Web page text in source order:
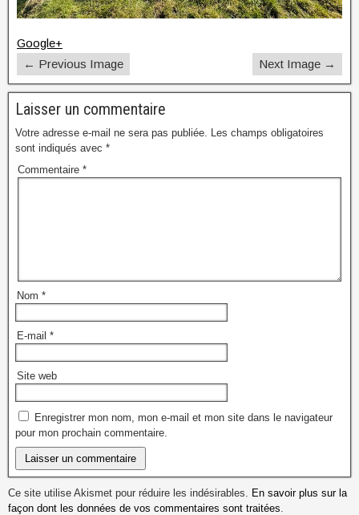
Google+
← Previous Image
Next Image →
Laisser un commentaire
Votre adresse e-mail ne sera pas publiée. Les champs obligatoires
sont indiqués avec *
Commentaire *
Nom *
E-mail *
Site web
Enregistrer mon nom, mon e-mail et mon site dans le navigateur
pour mon prochain commentaire.
Ce site utilise Akismet pour réduire les indésirables. En savoir plus sur la
façon dont les données de vos commentaires sont traitées